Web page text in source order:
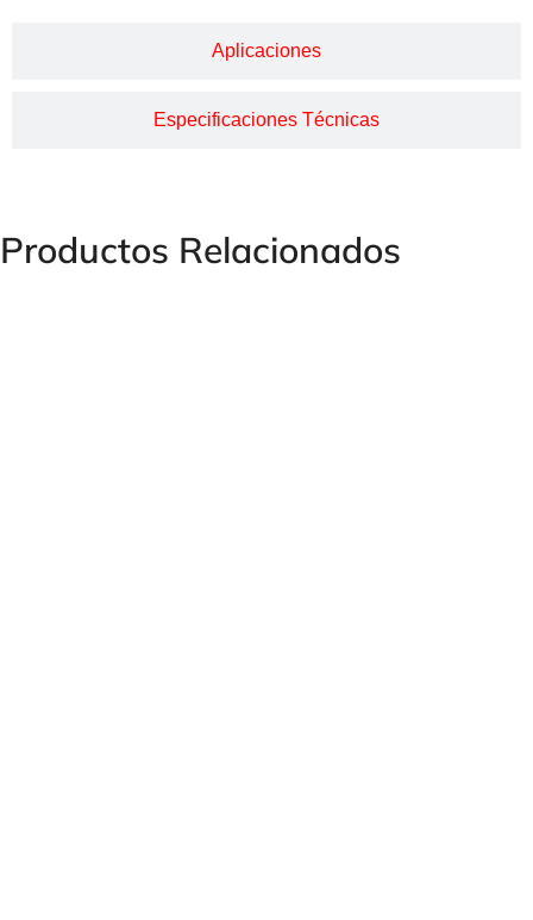
Aplicaciones
Especificaciones Técnicas
Productos Relacionados